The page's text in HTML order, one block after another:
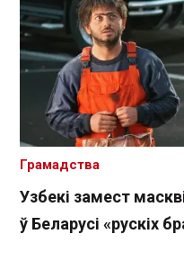
Узбекі замест
ў Беларусі «рускіх
Грамадства